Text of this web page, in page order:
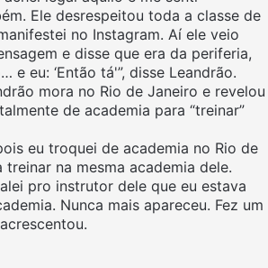
Ele desrespeitou toda a classe de
no Instagram. Aí ele veio
e disse que era da periferia,
e eu: ‘Então tá'”, disse Leandrão.
mora no Rio de Janeiro e revelou
de academia para “treinar”
eu troquei de academia no Rio de
na mesma academia dele.
pro instrutor dele que eu estava
Nunca mais apareceu. Fez um